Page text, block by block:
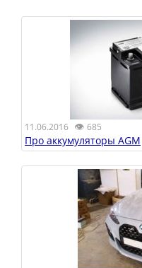
11.06.2016 👁 685
Про аккумуляторы AGM